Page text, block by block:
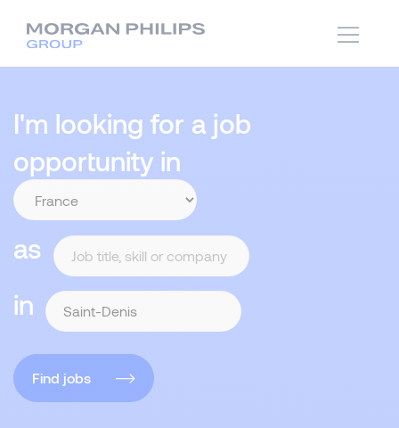
I'm looking for a job
opportunity in
as
in
Find jobs